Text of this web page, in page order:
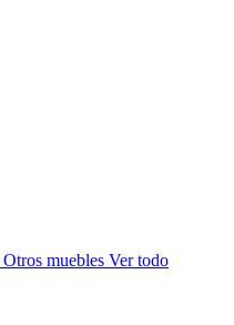
Otros muebles Ver todo